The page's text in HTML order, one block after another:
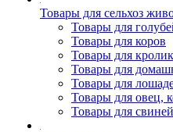
Товары для сельхоз
Товары для
Товары для коров
Товары для
Товары для
Товары для
Товары для овец,
Товары для свиней